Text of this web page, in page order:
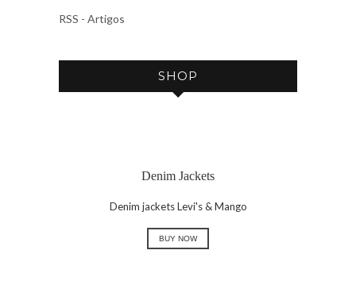
V
RSS - Artigos
SHOP
Denim Jackets
Denim jackets Levi's & Mango
BUY NOW